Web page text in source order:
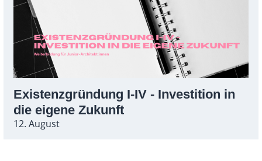
Existenzgründung I-IV - Investition in
die eigene Zukunft
12. August